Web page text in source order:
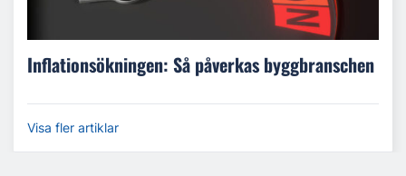
Inflationsökningen: Så påverkas byggbranschen
Visa fler artiklar